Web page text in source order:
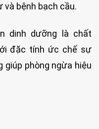
và bệnh bạch cầu.
dinh dưỡng là chất
đặc tính ức chế sự
giúp phòng ngừa hiệu